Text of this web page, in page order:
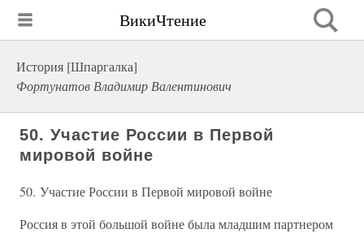
ВикиЧтение
История [Шпаргалка]
Фортунатов Владимир Валентинович
50. Участие России в Первой
мировой войне
50. Участие России в Первой мировой войне
Россия в этой большой войне была младшим партнером